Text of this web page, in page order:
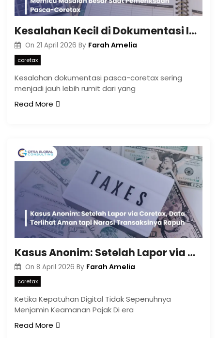
Kesalahan Kecil di Dokumentasi Internal yang Memicu Masalah Besar Saat Pemeriksaan Pasca-Coretax
On 21 April 2026 By Farah Amelia
coretax
Kesalahan dokumentasi pasca-coretax sering
menjadi jauh lebih rumit dari yang
Read More
Kasus Anonim: Setelah Lapor via Coretax, Data Terlihat Aman tapi Narasi Transaksinya Rapuh
On 8 April 2026 By Farah Amelia
coretax
Ketika Kepatuhan Digital Tidak Sepenuhnya
Menjamin Keamanan Pajak Di era
Read More